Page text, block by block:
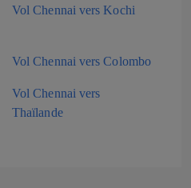
Vol Chennai vers Kochi
Vol Chennai vers Colombo
Vol Chennai vers
Thaïlande